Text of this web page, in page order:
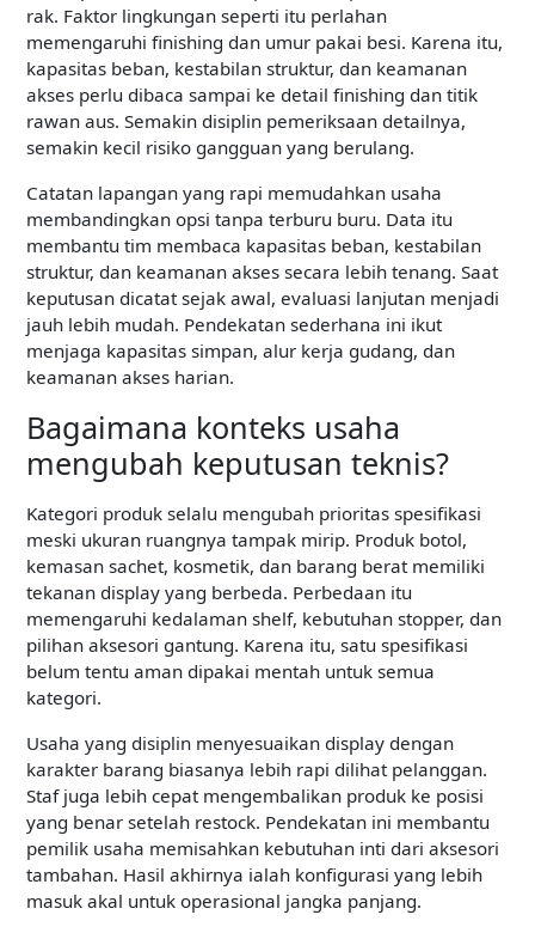
rak. Faktor lingkungan seperti itu perlahan
memengaruhi finishing dan umur pakai besi. Karena itu,
kapasitas beban, kestabilan struktur, dan keamanan
akses perlu dibaca sampai ke detail finishing dan titik
rawan aus. Semakin disiplin pemeriksaan detailnya,
semakin kecil risiko gangguan yang berulang.
Catatan lapangan yang rapi memudahkan usaha
membandingkan opsi tanpa terburu buru. Data itu
membantu tim membaca kapasitas beban, kestabilan
struktur, dan keamanan akses secara lebih tenang. Saat
keputusan dicatat sejak awal, evaluasi lanjutan menjadi
jauh lebih mudah. Pendekatan sederhana ini ikut
menjaga kapasitas simpan, alur kerja gudang, dan
keamanan akses harian.
Bagaimana konteks usaha
mengubah keputusan teknis?
Kategori produk selalu mengubah prioritas spesifikasi
meski ukuran ruangnya tampak mirip. Produk botol,
kemasan sachet, kosmetik, dan barang berat memiliki
tekanan display yang berbeda. Perbedaan itu
memengaruhi kedalaman shelf, kebutuhan stopper, dan
pilihan aksesori gantung. Karena itu, satu spesifikasi
belum tentu aman dipakai mentah untuk semua
kategori.
Usaha yang disiplin menyesuaikan display dengan
karakter barang biasanya lebih rapi dilihat pelanggan.
Staf juga lebih cepat mengembalikan produk ke posisi
yang benar setelah restock. Pendekatan ini membantu
pemilik usaha memisahkan kebutuhan inti dari aksesori
tambahan. Hasil akhirnya ialah konfigurasi yang lebih
masuk akal untuk operasional jangka panjang.